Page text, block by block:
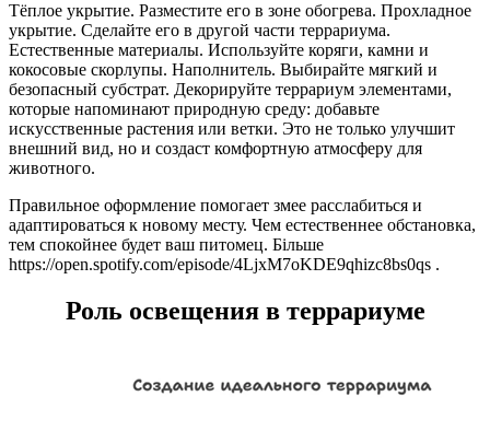
Тёплое укрытие. Разместите его в зоне обогрева. Прохладное
укрытие. Сделайте его в другой части террариума.
Естественные материалы. Используйте коряги, камни и
кокосовые скорлупы. Наполнитель. Выбирайте мягкий и
безопасный субстрат. Декорируйте террариум элементами,
которые напоминают природную среду: добавьте
искусственные растения или ветки. Это не только улучшит
внешний вид, но и создаст комфортную атмосферу для
животного.
Правильное оформление помогает змее расслабиться и
адаптироваться к новому месту. Чем естественнее обстановка,
тем спокойнее будет ваш питомец. Більше
https://open.spotify.com/episode/4LjxM7oKDE9qhizc8bs0qs .
Роль освещения в террариуме